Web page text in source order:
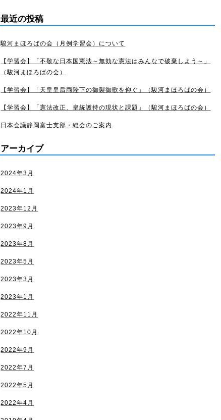
最近の投稿
駿河まほろばの会（月例学習会）について
【学習会】「不敬な日本国憲法～無効な憲法はみんなで破棄しよう～」
（駿河まほろばの会）
【学習会】「天皇皇后両陛下の御製御歌を仰ぐ」（駿河まほろばの会）
【学習会】「憲法改正、皇統護持の現状と課題」（駿河まほろばの会）
日本会議静岡富士支部・総会のご案内
アーカイブ
2024年3月
2024年1月
2023年12月
2023年9月
2023年8月
2023年5月
2023年3月
2023年1月
2022年11月
2022年10月
2022年9月
2022年7月
2022年5月
2022年4月